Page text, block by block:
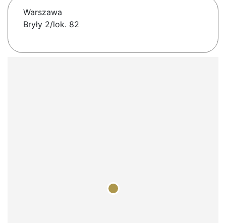
Warszawa
Bryły 2/lok. 82